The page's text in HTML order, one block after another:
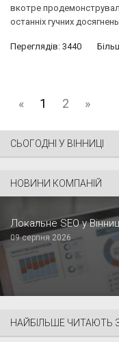
вкотре
останніх гучних
Переглядів: 3440
« 1 2 »
СЬОГОДНІ У ВІННИЦІ
НОВИНИ КОМПАНІЙ
Локальне SEO у
09 серпня 2026
НАЙБІЛЬШЕ ЧИТАЮТЬ